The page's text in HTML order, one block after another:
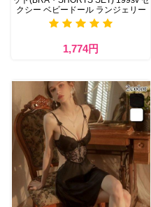
クシー ベビードール ランジェリー
1,774円